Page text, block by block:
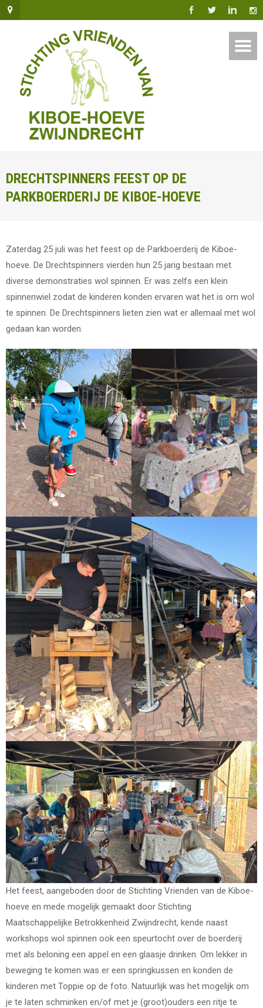
DRECHTSPINNERS FEEST OP DE
PARKBOERDERIJ DE KIBOE-HOEVE
Zaterdag 25 juli was het feest op de Parkboerderij de Kiboe-
hoeve. De Drechtspinners vierden hun 25 jarig bestaan met
diverse demonstraties wol spinnen. Er was zelfs een klein
spinnenwiel zodat de kinderen konden ervaren wat het is om wol
te spinnen. De Drechtspinners lieten zien wat er allemaal met wol
gedaan kan worden.
Het feest, aangeboden door de Stichting Vrienden van de Kiboe-
hoeve en mede mogelijk gemaakt door Stichting
Maatschappelijke Betrokkenheid Zwijndrecht, kende naast
workshops wol spinnen ook een speurtocht over de boerderij
met als beloning een appel en een glaasje drinken. Om lekker in
beweging te komen was er een springkussen en konden de
kinderen met Toppie op de foto. Natuurlijk was het mogelijk om
je te laten schminken en/of met je (groot)ouders een ritje te